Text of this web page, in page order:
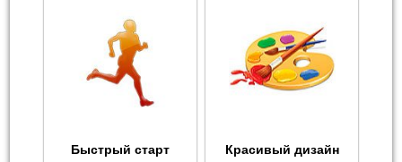
Быстрый старт Красивый дизайн